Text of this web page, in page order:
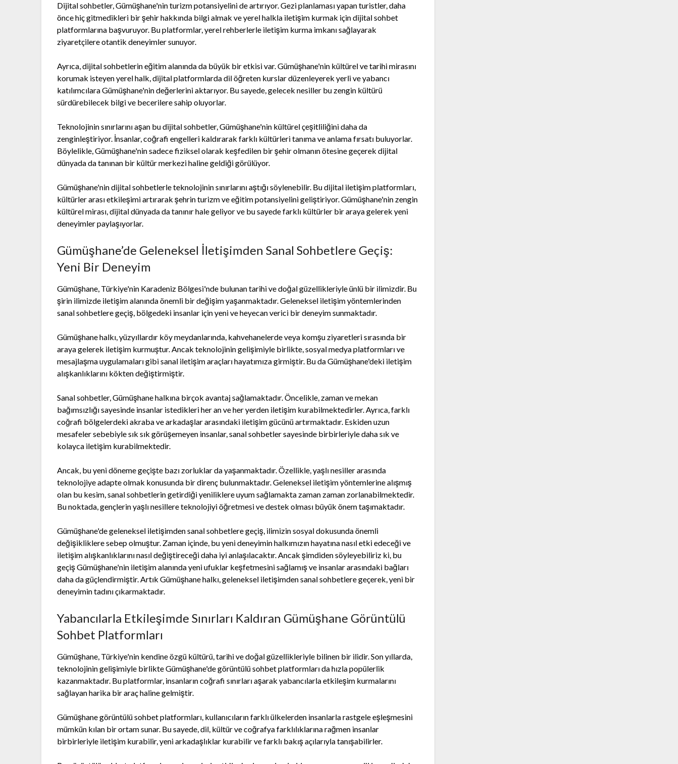
Dijital sohbetler, Gümüşhane'nin turizm potansiyelini de artırıyor. Gezi planlaması yapan turistler, daha
önce hiç gitmedikleri bir şehir hakkında bilgi almak ve yerel halkla iletişim kurmak için dijital sohbet
platformlarına başvuruyor. Bu platformlar, yerel rehberlerle iletişim kurma imkanı sağlayarak
ziyaretçilere otantik deneyimler sunuyor.
Ayrıca, dijital sohbetlerin eğitim alanında da büyük bir etkisi var. Gümüşhane'nin kültürel ve tarihi mirasını
korumak isteyen yerel halk, dijital platformlarda dil öğreten kurslar düzenleyerek yerli ve yabancı
katılımcılara Gümüşhane'nin değerlerini aktarıyor. Bu sayede, gelecek nesiller bu zengin kültürü
sürdürebilecek bilgi ve becerilere sahip oluyorlar.
Teknolojinin sınırlarını aşan bu dijital sohbetler, Gümüşhane'nin kültürel çeşitliliğini daha da
zenginleştiriyor. İnsanlar, coğrafi engelleri kaldırarak farklı kültürleri tanıma ve anlama fırsatı buluyorlar.
Böylelikle, Gümüşhane'nin sadece fiziksel olarak keşfedilen bir şehir olmanın ötesine geçerek dijital
dünyada da tanınan bir kültür merkezi haline geldiği görülüyor.
Gümüşhane'nin dijital sohbetlerle teknolojinin sınırlarını aştığı söylenebilir. Bu dijital iletişim platformları,
kültürler arası etkileşimi artırarak şehrin turizm ve eğitim potansiyelini geliştiriyor. Gümüşhane'nin zengin
kültürel mirası, dijital dünyada da tanınır hale geliyor ve bu sayede farklı kültürler bir araya gelerek yeni
deneyimler paylaşıyorlar.
Gümüşhane’de Geleneksel İletişimden Sanal Sohbetlere Geçiş:
Yeni Bir Deneyim
Gümüşhane, Türkiye'nin Karadeniz Bölgesi'nde bulunan tarihi ve doğal güzellikleriyle ünlü bir ilimizdir. Bu
şirin ilimizde iletişim alanında önemli bir değişim yaşanmaktadır. Geleneksel iletişim yöntemlerinden
sanal sohbetlere geçiş, bölgedeki insanlar için yeni ve heyecan verici bir deneyim sunmaktadır.
Gümüşhane halkı, yüzyıllardır köy meydanlarında, kahvehanelerde veya komşu ziyaretleri sırasında bir
araya gelerek iletişim kurmuştur. Ancak teknolojinin gelişimiyle birlikte, sosyal medya platformları ve
mesajlaşma uygulamaları gibi sanal iletişim araçları hayatımıza girmiştir. Bu da Gümüşhane'deki iletişim
alışkanlıklarını kökten değiştirmiştir.
Sanal sohbetler, Gümüşhane halkına birçok avantaj sağlamaktadır. Öncelikle, zaman ve mekan
bağımsızlığı sayesinde insanlar istedikleri her an ve her yerden iletişim kurabilmektedirler. Ayrıca, farklı
coğrafi bölgelerdeki akraba ve arkadaşlar arasındaki iletişim gücünü artırmaktadır. Eskiden uzun
mesafeler sebebiyle sık sık görüşemeyen insanlar, sanal sohbetler sayesinde birbirleriyle daha sık ve
kolayca iletişim kurabilmektedir.
Ancak, bu yeni döneme geçişte bazı zorluklar da yaşanmaktadır. Özellikle, yaşlı nesiller arasında
teknolojiye adapte olmak konusunda bir direnç bulunmaktadır. Geleneksel iletişim yöntemlerine alışmış
olan bu kesim, sanal sohbetlerin getirdiği yeniliklere uyum sağlamakta zaman zaman zorlanabilmektedir.
Bu noktada, gençlerin yaşlı nesillere teknolojiyi öğretmesi ve destek olması büyük önem taşımaktadır.
Gümüşhane'de geleneksel iletişimden sanal sohbetlere geçiş, ilimizin sosyal dokusunda önemli
değişikliklere sebep olmuştur. Zaman içinde, bu yeni deneyimin halkımızın hayatına nasıl etki edeceği ve
iletişim alışkanlıklarını nasıl değiştireceği daha iyi anlaşılacaktır. Ancak şimdiden söyleyebiliriz ki, bu
geçiş Gümüşhane'nin iletişim alanında yeni ufuklar keşfetmesini sağlamış ve insanlar arasındaki bağları
daha da güçlendirmiştir. Artık Gümüşhane halkı, geleneksel iletişimden sanal sohbetlere geçerek, yeni bir
deneyimin tadını çıkarmaktadır.
Yabancılarla Etkileşimde Sınırları Kaldıran Gümüşhane Görüntülü
Sohbet Platformları
Gümüşhane, Türkiye'nin kendine özgü kültürü, tarihi ve doğal güzellikleriyle bilinen bir ilidir. Son yıllarda,
teknolojinin gelişimiyle birlikte Gümüşhane'de görüntülü sohbet platformları da hızla popülerlik
kazanmaktadır. Bu platformlar, insanların coğrafi sınırları aşarak yabancılarla etkileşim kurmalarını
sağlayan harika bir araç haline gelmiştir.
Gümüşhane görüntülü sohbet platformları, kullanıcıların farklı ülkelerden insanlarla rastgele eşleşmesini
mümkün kılan bir ortam sunar. Bu sayede, dil, kültür ve coğrafya farklılıklarına rağmen insanlar
birbirleriyle iletişim kurabilir, yeni arkadaşlıklar kurabilir ve farklı bakış açılarıyla tanışabilirler.